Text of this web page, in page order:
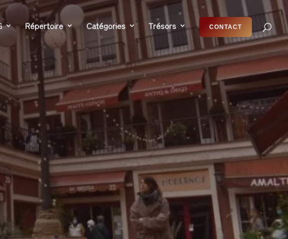
Répertoire Catégories Trésors CONTACT